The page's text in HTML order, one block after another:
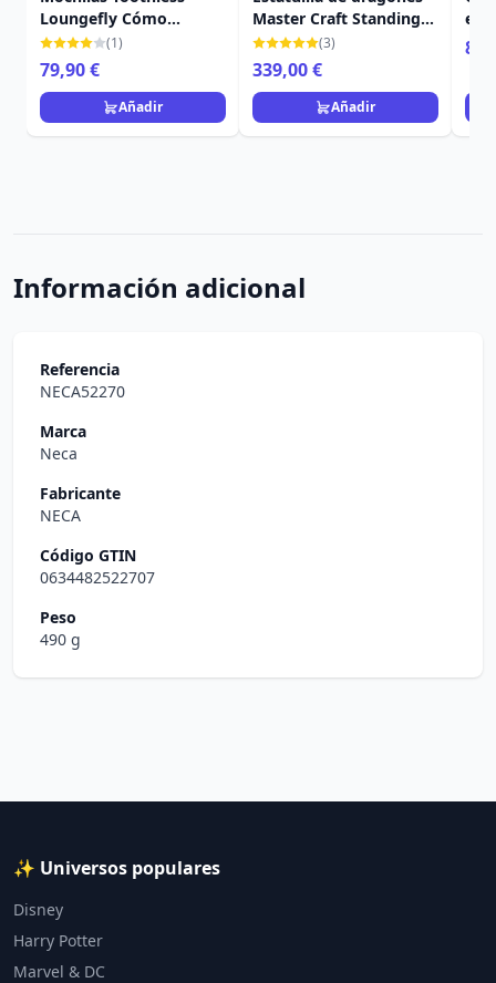
Loungefly Cómo
entrenar a tu dragón
(1)
79,90 €
Añadir
Master Craft Standing
Toothless 31 cm
(3)
339,00 €
Añadir
Información adicional
Referencia
NECA52270
Marca
Neca
Fabricante
NECA
Código GTIN
0634482522707
Peso
490 g
✨ Universos populares
Disney
Harry Potter
Marvel & DC